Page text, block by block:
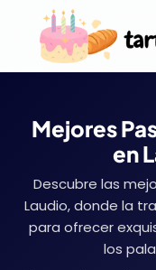
Mejores
en
Descubre las
Laudio, donde la
para ofrecer
los